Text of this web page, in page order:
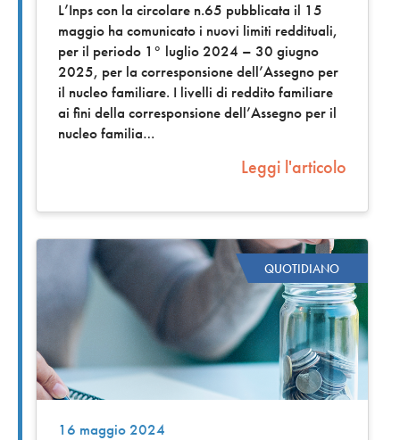
L’Inps con la circolare n.65 pubblicata il 15
maggio ha comunicato i nuovi limiti reddituali,
per il periodo 1° luglio 2024 – 30 giugno
2025, per la corresponsione dell’Assegno per
il nucleo familiare. I livelli di reddito familiare
ai fini della corresponsione dell’Assegno per il
nucleo familia
Leggi l'articolo
QUOTIDIANO
16 maggio 2024